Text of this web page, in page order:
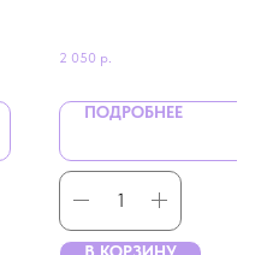
2 050 р.
ПОДРОБНЕЕ
В КОРЗИНУ